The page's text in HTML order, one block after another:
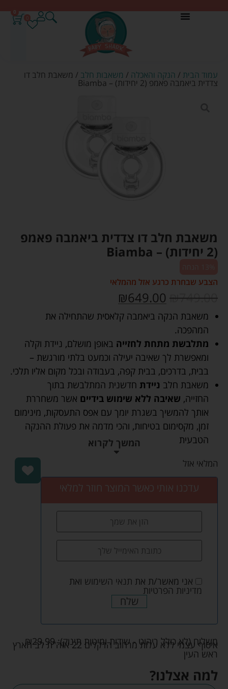
0
עמוד הבית / הנקה והאכלה / משאבות חלב / משאבת חלב דו
צדדית ביאמבה פאמפ (2 יחידות) – Biamba
משאבת חלב דו צדדית ביאמבה פאמפ
(2 יחידות) – Biamba
הצבע שבחרת כרגע אזל מהמלאי
₪749.00
₪649.00
משאבת הנקה ביאמבה קלאסית שהתחילה את
המהפכה.
מתלבשת מתחת לחזייה באופן מושלם, ניידת וקלה
ומאפשרת לך שאיבה יעילה וכמעט בלתי מורגשת –
בבית, בדרכים, בבית קפה, בעבודה ובכל מקום אליו תלכי.
משאבת חלב ניידת חדשנית המתלבשת בתוך
החזייה, שאיבה ללא שימוש בידיים אשר משחררת
אותך להמשיך בשגרת יומך עם אפס התעסקות, מינימום
זמן, מקסימום בטיחות, והכי מדמה את פעולת ההנקה
הטבעית
המשך לקרוא
המלאי אזל
עדכנו אותי כאשר המוצר חוזר למלאי
אני מאשר/ת את תנאי השימוש ואת
מדיניות הפרטיות
שלח
משלוח (לא כולל ריהוט - שידות ומיטות תינוק): ₪29.99
איסוף עצמי ללא עלות מרחוב הדקלים 22 אזה"ת לב הארץ
ראש העין
למה אצלנו?